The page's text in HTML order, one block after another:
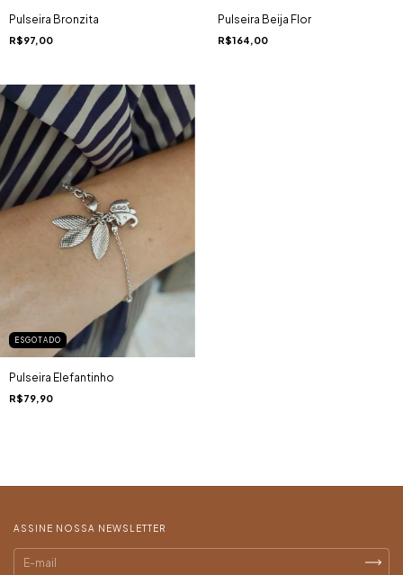
Pulseira Bronzita
R$97,00
Pulseira Beija Flor
R$164,00
ESGOTADO
Pulseira Elefantinho
R$79,90
ASSINE NOSSA NEWSLETTER